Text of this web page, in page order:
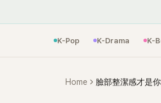
K-Pop K-Drama K-
Home 臉部整潔感才是